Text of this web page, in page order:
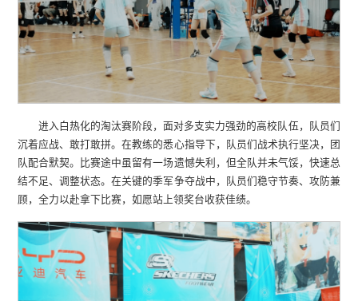
进入白热化的淘汰赛阶段，面对多支实力强劲的高校队伍，队员们
沉着应战、敢打敢拼。在教练的悉心指导下，队员们战术执行坚决，团
队配合默契。比赛途中虽留有一场遗憾失利，但全队并未气馁，快速总
结不足、调整状态。在关键的季军争夺战中，队员们稳守节奏、攻防兼
顾，全力以赴拿下比赛，如愿站上领奖台收获佳绩。